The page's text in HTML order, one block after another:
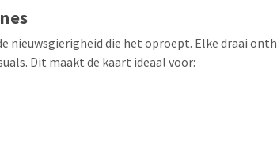
nieuwsgierigheid die het oproept. Elke draai
Dit maakt de kaart ideaal voor: